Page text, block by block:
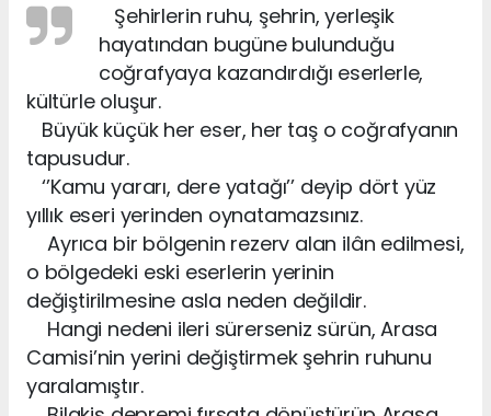
Şehirlerin ruhu, şehrin, yerleşik
hayatından bugüne bulunduğu
coğrafyaya kazandırdığı eserlerle,
kültürle oluşur.
Büyük küçük her eser, her taş o coğrafyanın
tapusudur.
‘’Kamu yararı, dere yatağı’’ deyip dört yüz
yıllık eseri yerinden oynatamazsınız.
Ayrıca bir bölgenin rezerv alan ilân edilmesi,
o bölgedeki eski eserlerin yerinin
değiştirilmesine asla neden değildir.
Hangi nedeni ileri sürerseniz sürün, Arasa
Camisi’nin yerini değiştirmek şehrin ruhunu
yaralamıştır.